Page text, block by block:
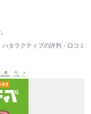
ハタラクティブの評判・口コミ